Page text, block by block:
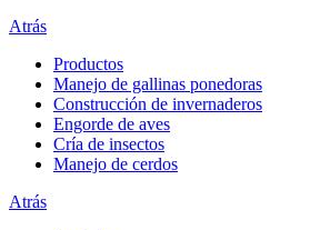
Atrás
Productos
Manejo de gallinas ponedoras
Construcción de invernaderos
Engorde de aves
Cría de insectos
Manejo de cerdos
Atrás